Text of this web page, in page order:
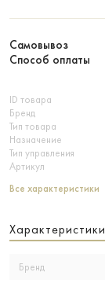
ID товара
Бренд
Тип товара
Назначение
Тип управления
Артикул
Все характеристики
Самовывоз
Способ оплаты
Характеристики
Бренд